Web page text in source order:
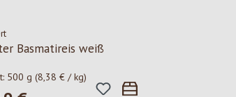
Basmatireis weiß
500 g (8,38 € / kg)